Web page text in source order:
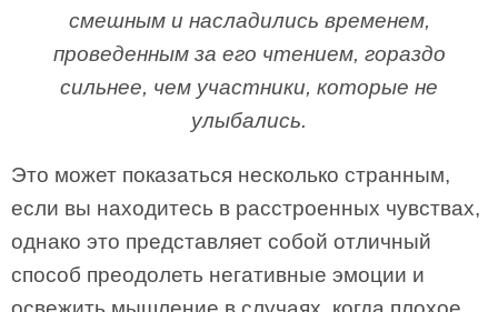
смешным и насладились временем,
проведенным за его чтением, гораздо
сильнее, чем участники, которые не
улыбались.
Это может показаться несколько странным,
если вы находитесь в расстроенных чувствах,
однако это представляет собой отличный
способ преодолеть негативные эмоции и